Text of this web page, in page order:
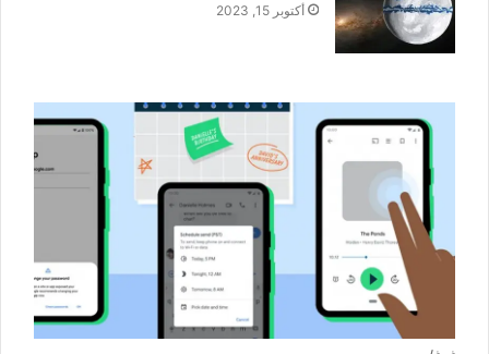
أكتوبر 15, 2023